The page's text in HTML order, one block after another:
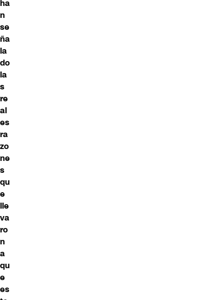
ha
n
se
ña
la
do
la
s
re
al
es
ra
zo
ne
s
qu
e
lle
va
ro
n
a
qu
e
es